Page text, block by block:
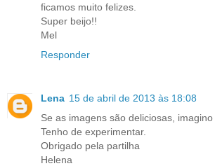
ficamos muito felizes.
Super beijo!!
Mel
Responder
Lena 15 de abril de 2013 às 18:08
Se as imagens são deliciosas, imagino
Tenho de experimentar.
Obrigado pela partilha
Helena